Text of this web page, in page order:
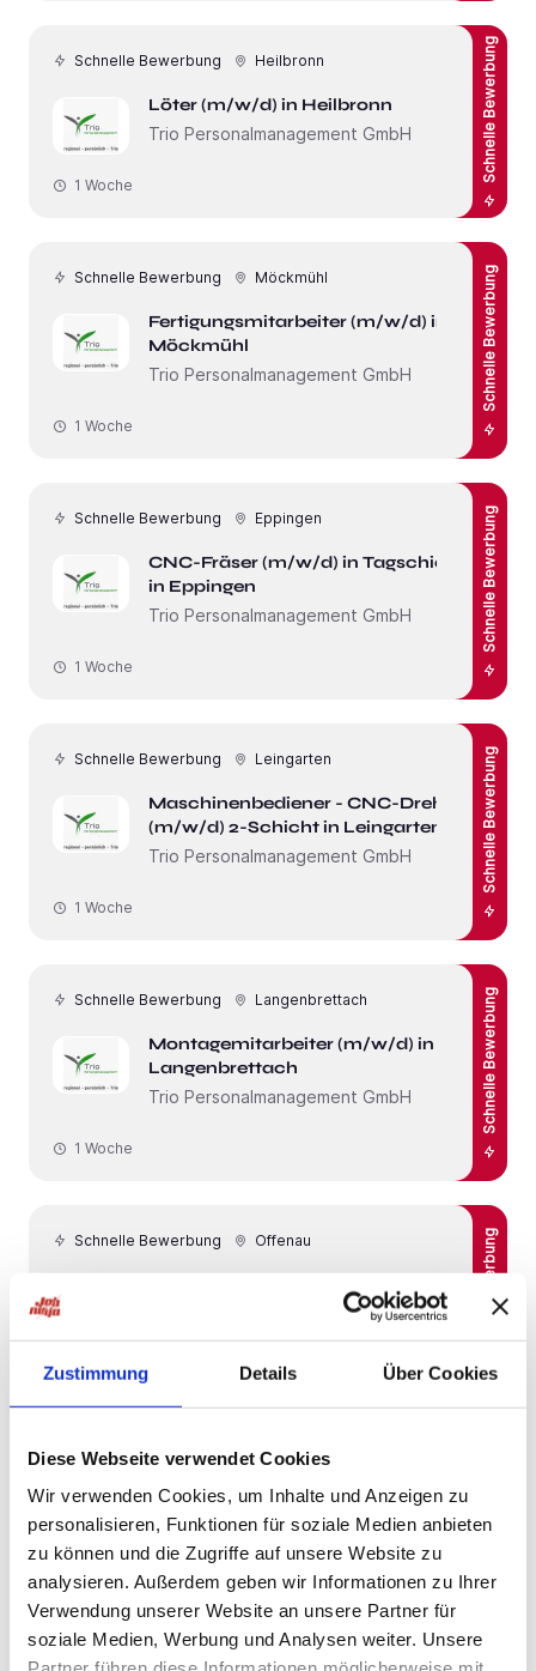
Zustimmung Details Über Cookies
Diese Webseite verwendet Cookies
Wir verwenden Cookies, um Inhalte und Anzeigen zu
personalisieren, Funktionen für soziale Medien anbieten
zu können und die Zugriffe auf unsere Website zu
analysieren. Außerdem geben wir Informationen zu Ihrer
Verwendung unserer Website an unsere Partner für
soziale Medien, Werbung und Analysen weiter. Unsere
Schnelle Bewerbung Heilbronn
Löter (m/w/d) in Heilbronn
Trio Personalmanagement GmbH
Schnelle Bewerbung
1 Woche
Schnelle Bewerbung Möckmühl
Fertigungsmitarbeiter (m/w/d) in
Möckmühl
Trio Personalmanagement GmbH
Schnelle Bewerbung
1 Woche
Schnelle Bewerbung Eppingen
CNC-Fräser (m/w/d) in Tagschicht
in Eppingen
Trio Personalmanagement GmbH
Schnelle Bewerbung
1 Woche
Schnelle Bewerbung Leingarten
Maschinenbediener - CNC-Dreher
(m/w/d) 2-Schicht in Leingarten
Trio Personalmanagement GmbH
Schnelle Bewerbung
1 Woche
Schnelle Bewerbung Langenbrettach
Montagemitarbeiter (m/w/d) in
Langenbrettach
Trio Personalmanagement GmbH
Schnelle Bewerbung
1 Woche
Schnelle Bewerbung Offenau
Trio Personalmanagement GmbH
Schnelle Bewerbung
Schweißer (m/w/d) in Ellhofen
Trio Personalmanagement GmbH
Schnelle Bewerbung
1 Woche